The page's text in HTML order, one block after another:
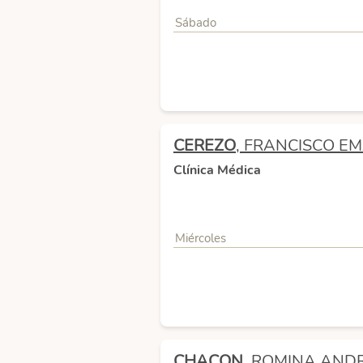
Sábado
CEREZO, FRANCISCO
Clínica Médica
Miércoles